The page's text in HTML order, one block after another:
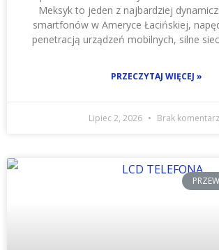
Meksyk to jeden z najbardziej
smartfonów w Ameryce Łacińskiej,
penetracją urządzeń mobilnych, silne
PRZECZYTAJ WIĘCEJ »
Lipiec 2, 2026 Brak